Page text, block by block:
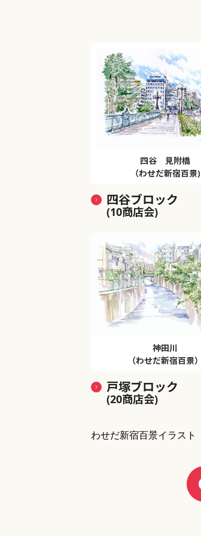
四谷 見附橋
（わせだ新宿百景)
四谷ブロック
(10商店会)
神田川
（わせだ新宿百景）
戸塚ブロック
(20商店会)
わせだ新宿百景イラスト